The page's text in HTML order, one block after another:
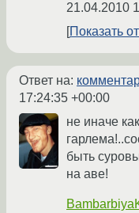
21.04.2010
Показать
Ответ на:
17:24:35 +00:00
не иначе
быть
на аве!